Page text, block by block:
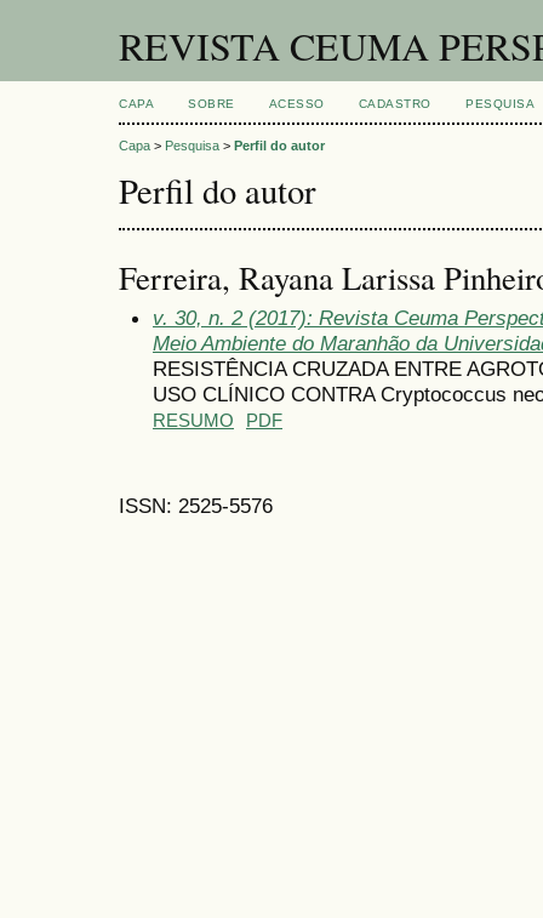
REVISTA CEUMA
CAPA SOBRE ACESSO CADASTRO PESQUISA
Capa > Pesquisa > Perfil do autor
Perfil do autor
Ferreira, Rayana Larissa
v. 30, n. 2 (2017): Revista Ceuma
Meio Ambiente do Maranhão da
RESISTÊNCIA CRUZADA ENTRE
USO CLÍNICO CONTRA Cryptococcus
RESUMO PDF
ISSN: 2525-5576